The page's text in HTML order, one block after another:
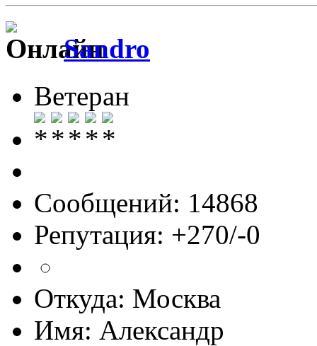
Sandro
Ветеран
Сообщений: 14868
Репутация: +270/-0
Откуда: Москва
Имя: Александр